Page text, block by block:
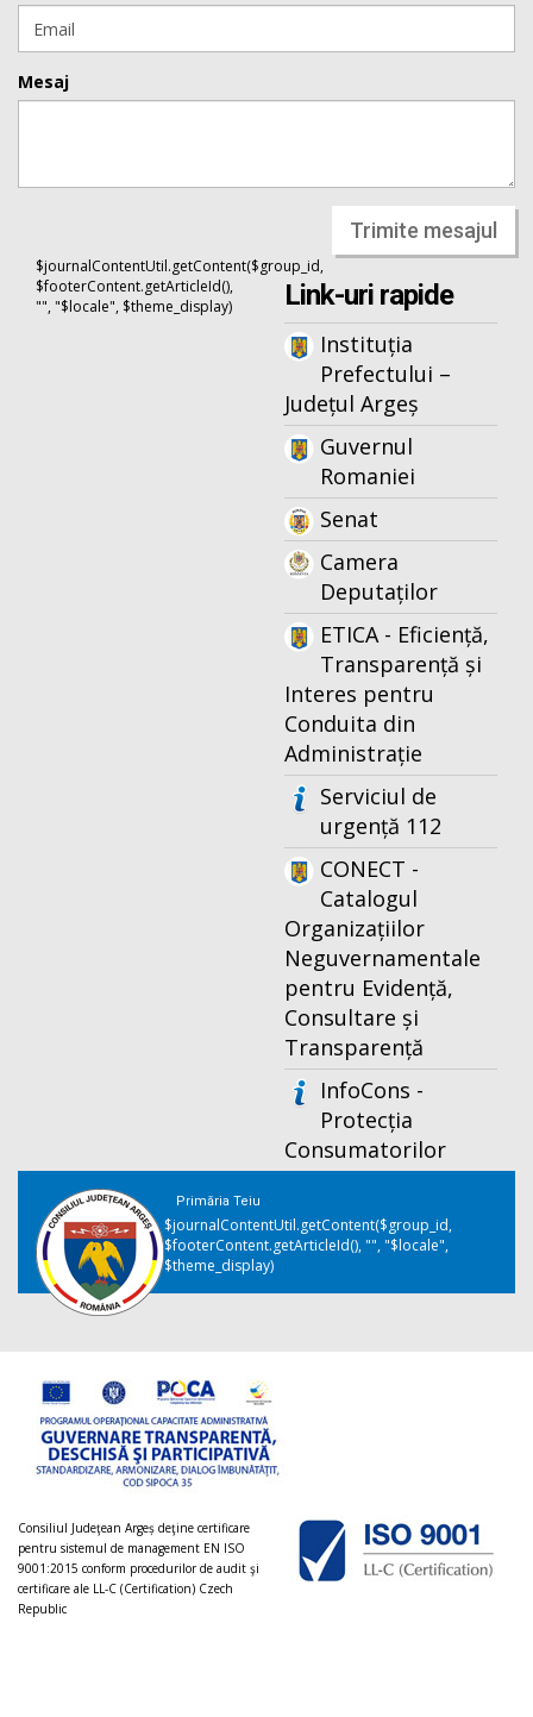
Mesaj
Trimite mesajul
$journalContentUtil.getContent($group_id,
$footerContent.getArticleId(),
"", "$locale", $theme_display)
Link-uri rapide
Instituția
Prefectului –
Județul Argeș
Guvernul
Romaniei
Senat
Camera
Deputaților
ETICA - Eficiență,
Transparență și
Interes pentru
Conduita din
Administrație
Serviciul de
urgență 112
CONECT -
Catalogul
Organizațiilor
Neguvernamentale
pentru Evidență,
Consultare și
Transparență
InfoCons -
Protecția
Consumatorilor
Primăria Teiu
$journalContentUtil.getContent($group_id,
$footerContent.getArticleId(), "", "$locale",
$theme_display)
Consiliul Judeţean Argeș deţine certificare
pentru sistemul de management EN ISO
9001:2015 conform procedurilor de audit şi
certificare ale LL-C (Certification) Czech
Republic